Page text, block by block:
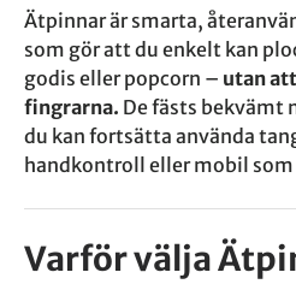
Ätpinnarär smarta,
som gör att du enkelt kan
godis eller popcorn – utan
fingrarna. De fästs bekvämt
du kan fortsätta använda
handkontroll eller mobil
Varför välja